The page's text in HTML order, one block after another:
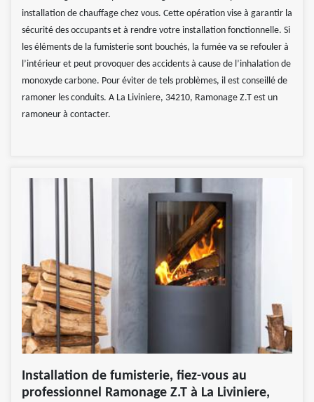
installation de chauffage chez vous. Cette opération vise à garantir la
sécurité des occupants et à rendre votre installation fonctionnelle. Si
les éléments de la fumisterie sont bouchés, la fumée va se refouler à
l’intérieur et peut provoquer des accidents à cause de l’inhalation de
monoxyde carbone. Pour éviter de tels problèmes, il est conseillé de
ramoner les conduits. A La Liviniere, 34210, Ramonage Z.T est un
ramoneur à contacter.
Installation de fumisterie, fiez-vous au
professionnel Ramonage Z.T à La Liviniere,